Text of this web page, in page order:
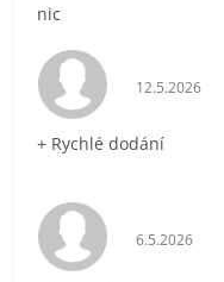
nic
Hodnocení
12.5.2026
+ Rychlé dodání
Hodnocení
6.5.2026